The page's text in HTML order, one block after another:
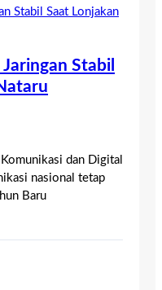
Stabil
dan Digital
nasional tetap
Baru